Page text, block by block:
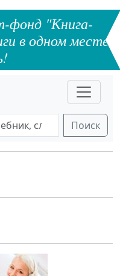
фонд "Книга-
в одном месте
Поиск